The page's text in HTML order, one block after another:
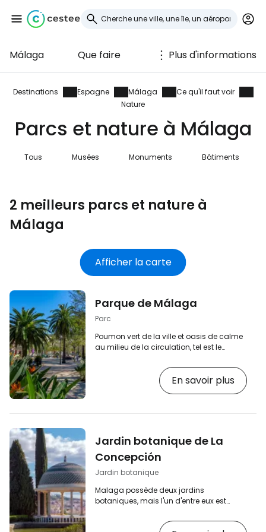
Málaga Que faire Plus d'informations
Destinations Espagne Málaga
Ce qu'il faut voir
Nature
Parcs et nature à Málaga
Tous Musées Monuments Bâtiments
2 meilleurs parcs et nature à
Málaga
Afficher la carte
Parque de Málaga
Parc
Poumon vert de la ville et oasis de calme
au milieu de la circulation, tel est le
centre historique, le quartier de Soho et La
Malagueta à la célèbre plage du même
nom. Le Parque de Málaga est une étroite
populaire Muelle Uno. [btn "Les 10
meilleurs…
En savoir plus
Jardin botanique de La
Concepción
Jardin botanique
Malaga possède deux jardins
botaniques, mais l'un d'entre eux est
botanique de la Concepción est situé à
Se connecter à
Cestee
... la communauté mondiale des voyageurs
Continuer avec Google
Continuer avec Facebook
Poursuivre avec le courrier